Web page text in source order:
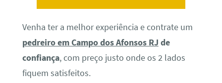
Venha ter a melhor experiência e contrate um
pedreiro em Campo dos Afonsos RJ de
confiança, com preço justo onde os 2 lados
fiquem satisfeitos.